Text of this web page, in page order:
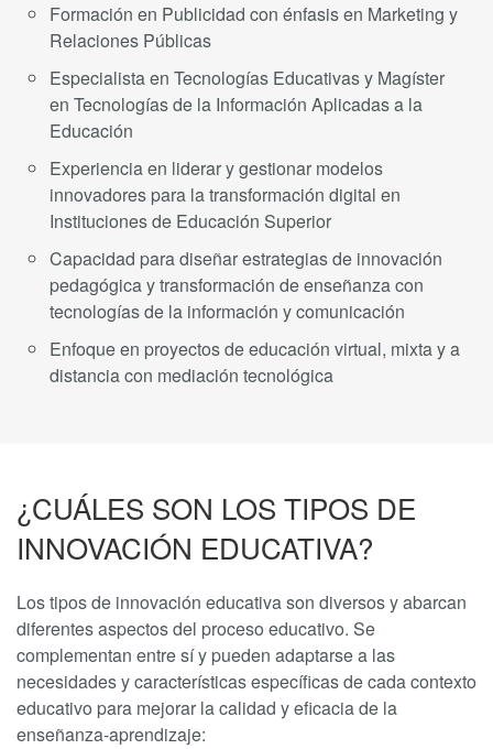
Formación en Publicidad con énfasis en Marketing y
Relaciones Públicas
Especialista en Tecnologías Educativas y Magíster
en Tecnologías de la Información Aplicadas a la
Educación
Experiencia en liderar y gestionar modelos
innovadores para la transformación digital en
Instituciones de Educación Superior
Capacidad para diseñar estrategias de innovación
pedagógica y transformación de enseñanza con
tecnologías de la información y comunicación
Enfoque en proyectos de educación virtual, mixta y a
distancia con mediación tecnológica
¿CUÁLES SON LOS TIPOS DE
INNOVACIÓN EDUCATIVA?
Los tipos de innovación educativa son diversos y abarcan
diferentes aspectos del proceso educativo. Se
complementan entre sí y pueden adaptarse a las
necesidades y características específicas de cada contexto
educativo para mejorar la calidad y eficacia de la
enseñanza-aprendizaje: